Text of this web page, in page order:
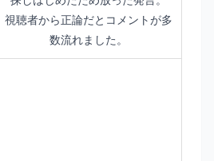
視聴者から正論だとコメントが多
数流れました。